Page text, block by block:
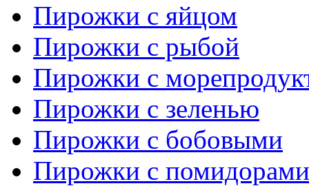
Пирожки с яйцом
Пирожки с рыбой
Пирожки с
Пирожки с зеленью
Пирожки с бобовыми
Пирожки с помидорами